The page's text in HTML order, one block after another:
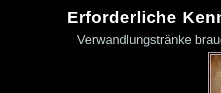
Erforderliche
Verwandlungstränke